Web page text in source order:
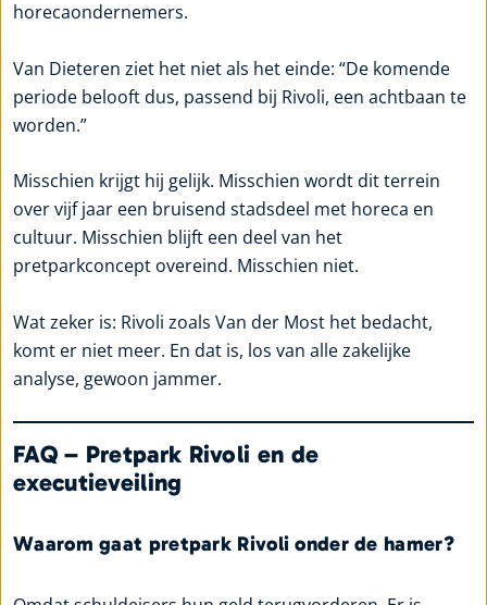
horecaondernemers.
Van Dieteren ziet het niet als het einde: “De komende
periode belooft dus, passend bij Rivoli, een achtbaan te
worden.”
Misschien krijgt hij gelijk. Misschien wordt dit terrein
over vijf jaar een bruisend stadsdeel met horeca en
cultuur. Misschien blijft een deel van het
pretparkconcept overeind. Misschien niet.
Wat zeker is: Rivoli zoals Van der Most het bedacht,
komt er niet meer. En dat is, los van alle zakelijke
analyse, gewoon jammer.
FAQ – Pretpark Rivoli en de
executieveiling
Waarom gaat pretpark Rivoli onder de hamer?